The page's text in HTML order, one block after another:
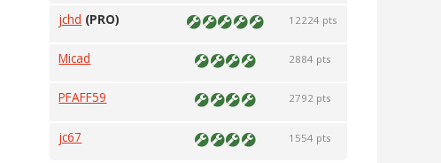
jchd (PRO) 12224 pts
Micad 2884 pts
PFAFF59 2792 pts
jc67 1554 pts